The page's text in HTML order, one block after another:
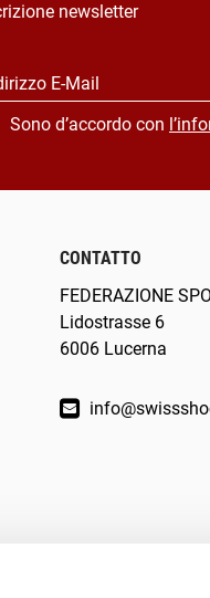
newsletter
E-Mail
Sono d’accordo con
CONTATTO
FEDERAZIONE
Lidostrasse 6
6006 Lucerna